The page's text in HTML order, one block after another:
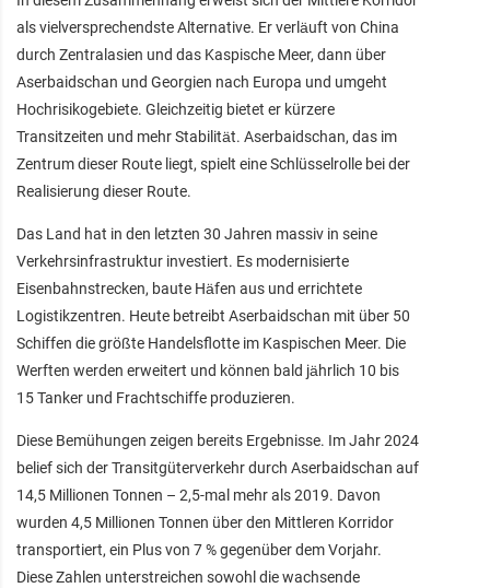
als vielversprechendste Alternative. Er verläuft von China
durch Zentralasien und das Kaspische Meer, dann über
Aserbaidschan und Georgien nach Europa und umgeht
Hochrisikogebiete. Gleichzeitig bietet er kürzere
Transitzeiten und mehr Stabilität. Aserbaidschan, das im
Zentrum dieser Route liegt, spielt eine Schlüsselrolle bei der
Realisierung dieser Route.
Das Land hat in den letzten 30 Jahren massiv in seine
Verkehrsinfrastruktur investiert. Es modernisierte
Eisenbahnstrecken, baute Häfen aus und errichtete
Logistikzentren. Heute betreibt Aserbaidschan mit über 50
Schiffen die größte Handelsflotte im Kaspischen Meer. Die
Werften werden erweitert und können bald jährlich 10 bis
15 Tanker und Frachtschiffe produzieren.
Diese Bemühungen zeigen bereits Ergebnisse. Im Jahr 2024
belief sich der Transitgüterverkehr durch Aserbaidschan auf
14,5 Millionen Tonnen – 2,5-mal mehr als 2019. Davon
wurden 4,5 Millionen Tonnen über den Mittleren Korridor
transportiert, ein Plus von 7 % gegenüber dem Vorjahr.
Diese Zahlen unterstreichen sowohl die wachsende